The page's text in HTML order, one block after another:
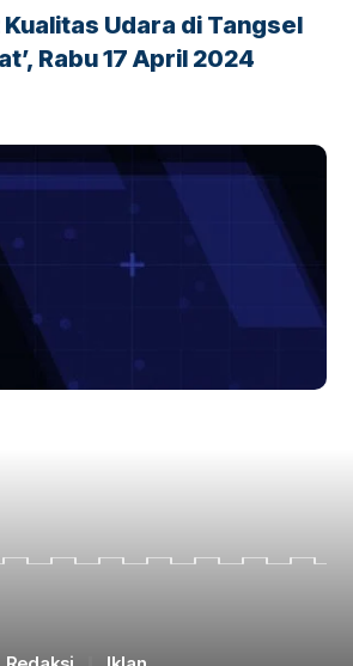
Udara di Tangsel
Rabu 17 April 2024